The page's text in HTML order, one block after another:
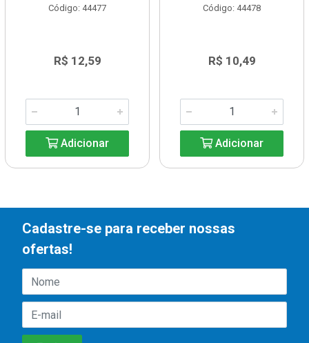
Código: 44477
R$ 12,59
Adicionar
Código: 44478
R$ 10,49
Adicionar
Cadastre-se para receber nossas
ofertas!